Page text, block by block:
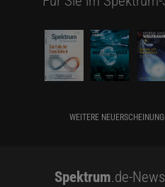
WEITERE
Spektrum.de-